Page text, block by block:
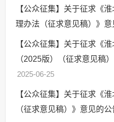
应急管理
回应关切
其他法定信息
【公众征集】关于征求《
理办法（征求意见稿）》意
【公众征集】关于征求《
（2025版）（征求意见稿
2025-06-25
【公众征集】关于征求《
（征求意见稿）》意见的公